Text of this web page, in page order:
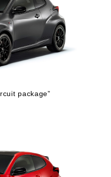
package”